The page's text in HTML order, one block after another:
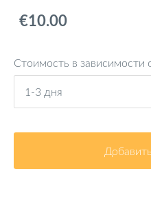
€10.00
Стоимость в зависимости